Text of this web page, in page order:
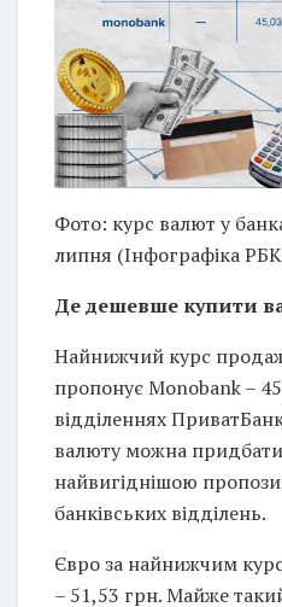
Фото: курс валют у
липня (Інфографіка
Де дешевше купити
Найнижчий курс
пропонує Monobank –
відділеннях
валюту можна
найвигіднішою
банківських відділень.
Євро за найнижчим
– 51,53 грн. Майже